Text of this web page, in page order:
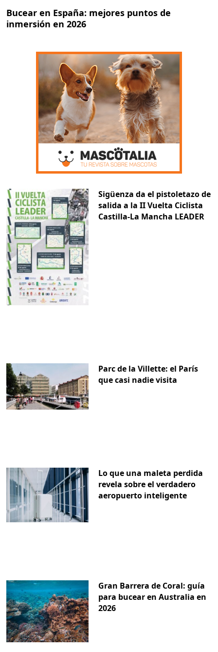
Bucear en España: mejores puntos de
inmersión en 2026
Sigüenza da el pistoletazo de
salida a la II Vuelta Ciclista
Castilla-La Mancha LEADER
Parc de la Villette: el París
que casi nadie visita
Lo que una maleta perdida
revela sobre el verdadero
aeropuerto inteligente
Gran Barrera de Coral: guía
para bucear en Australia en
2026